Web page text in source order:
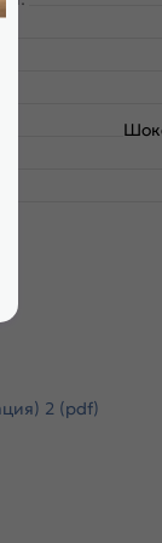
2 (pdf)